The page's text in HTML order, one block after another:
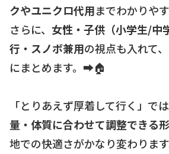
クやユニクロ代用までわかりや
さらに、 女性・子供（小学生/中
行・スノボ兼用の視点も入れて
にまとめます。➡️🏠
「とりあえず厚着して行く」では
量・体質に合わせて調整できる形
地での快適さがかなり変わります